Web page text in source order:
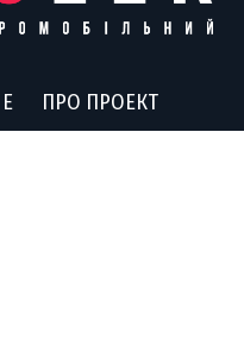
ПРО ПРОЕКТ